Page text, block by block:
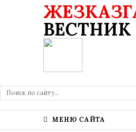
ВЕСТНИК
МЕНЮ САЙТА